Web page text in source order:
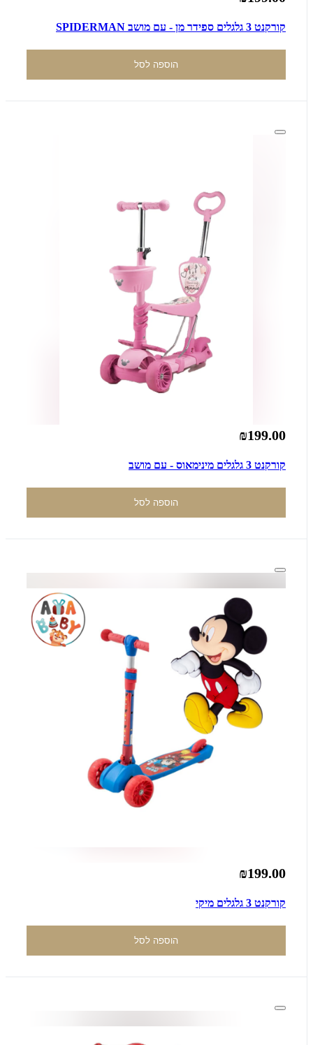
קורקנט 3 גלגלים ספידר מן - עם מושב SPIDERMAN
הוספה לסל
₪199.00
קורקנט 3 גלגלים מינימאוס - עם מושב
הוספה לסל
₪199.00
קורקנט 3 גלגלים מיקי
הוספה לסל